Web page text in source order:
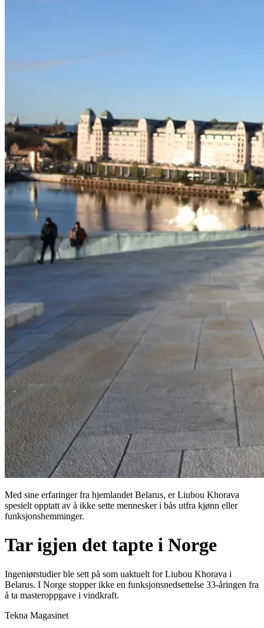
Med sine erfaringer fra hjemlandet Belarus, er Liubou Khorava
spesielt opptatt av å ikke sette mennesker i bås utfra kjønn eller
funksjonshemminger.
Tar igjen det tapte i Norge
Ingeniørstudier ble sett på som uaktuelt for Liubou Khorava i
Belarus. I Norge stopper ikke en funksjonsnedsettelse 33-åringen fra
å ta masteroppgave i vindkraft.
Tekna Magasinet